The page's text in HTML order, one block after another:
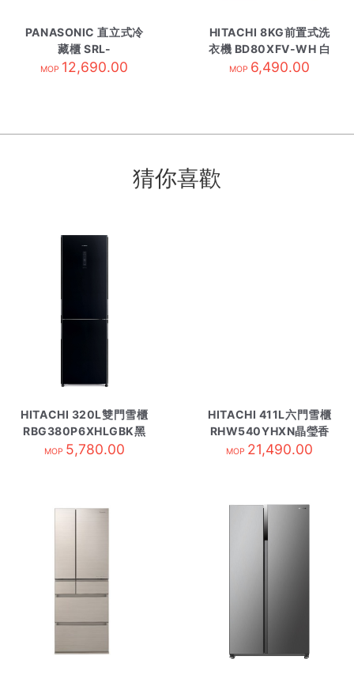
PANASONIC 直立式冷
藏櫃 SRL-
PT2075THCPBFDA
MOP 12,690.00
HITACHI 8KG前置式洗
衣機 BD80XFV-WH 白
MOP 6,490.00
猜你喜歡
HITACHI 320L雙門雪櫃
RBG380P6XHLGBK黑
玻璃
MOP 5,780.00
HITACHI 411L六門雪櫃
RHW540YHXN晶瑩香
濱金
MOP 21,490.00